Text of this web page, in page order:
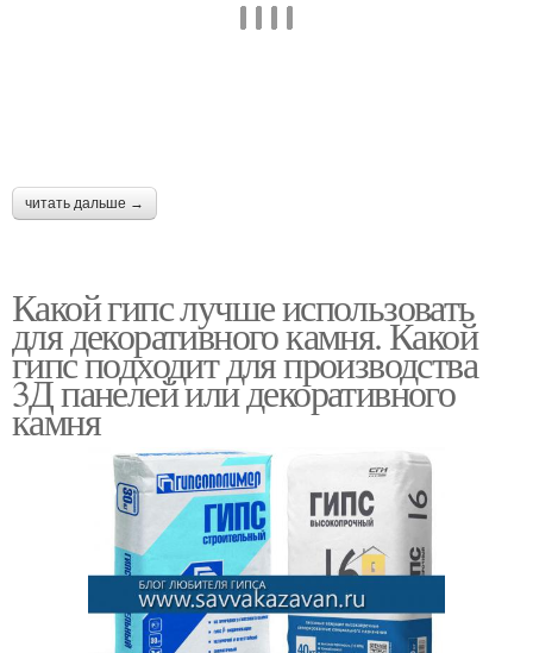
читать дальше →
Какой гипс лучше использовать
для декоративного камня. Какой
гипс подходит для производства
3Д панелей или декоративного
камня